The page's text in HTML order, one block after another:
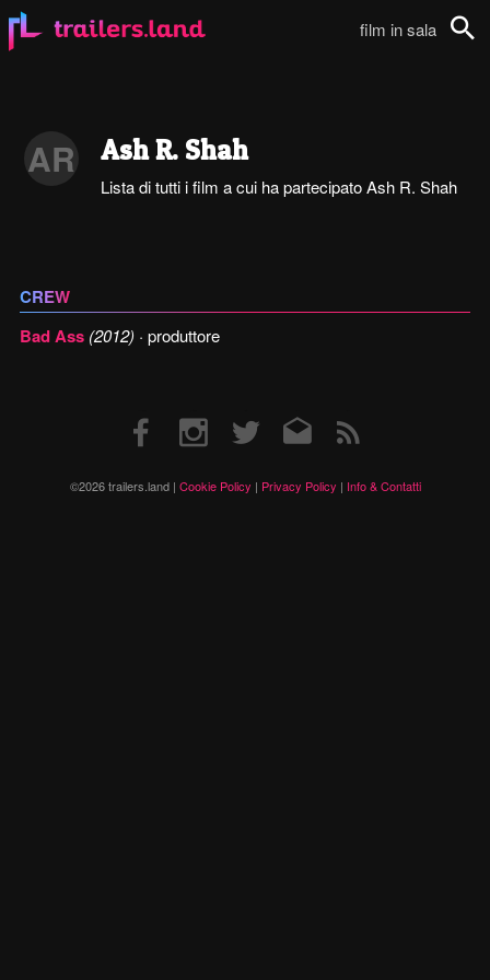
film in sala
AR Ash R. Shah
Lista di tutti i film a cui ha partecipato Ash R. Shah
CREW
Bad Ass (2012) · produttore
©2026 trailers.land | Cookie Policy | Privacy Policy | Info & Contatti